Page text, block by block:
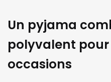
Un pyjama
polyvalent
occasions